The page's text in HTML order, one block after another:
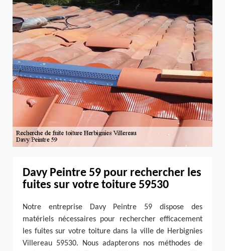
Davy Peintre 59 pour rechercher les
fuites sur votre toiture 59530
Notre entreprise Davy Peintre 59 dispose des
matériels nécessaires pour rechercher efficacement
les fuites sur votre toiture dans la ville de Herbignies
Villereau 59530. Nous adapterons nos méthodes de